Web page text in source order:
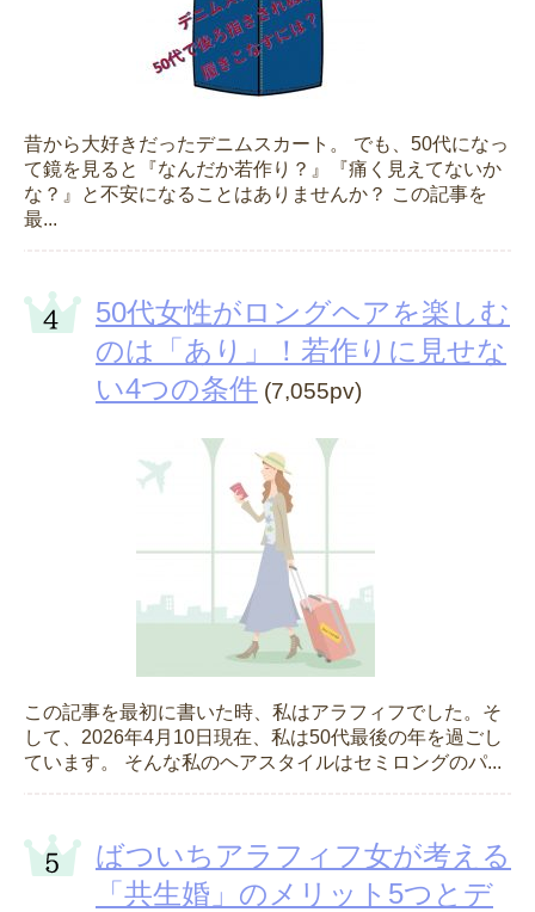
昔から大好きだったデニムスカート。 でも、50代になっ
て鏡を見ると『なんだか若作り？』『痛く見えてないか
な？』と不安になることはありませんか？ この記事を
最...
50代女性がロングヘアを楽しむ
のは「あり」！若作りに見せな
い4つの条件 (7,055pv)
この記事を最初に書いた時、私はアラフィフでした。そ
して、2026年4月10日現在、私は50代最後の年を過ごし
ています。 そんな私のヘアスタイルはセミロングのパ...
ばついちアラフィフ女が考える
「共生婚」のメリット5つとデ